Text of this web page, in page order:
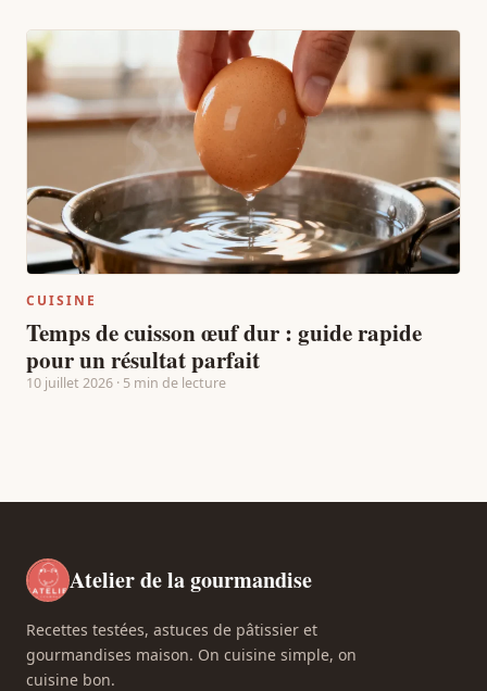
CUISINE
Temps de cuisson œuf dur : guide rapide
pour un résultat parfait
10 juillet 2026 · 5 min de lecture
Atelier de la gourmandise
Recettes testées, astuces de pâtissier et
gourmandises maison. On cuisine simple, on
cuisine bon.